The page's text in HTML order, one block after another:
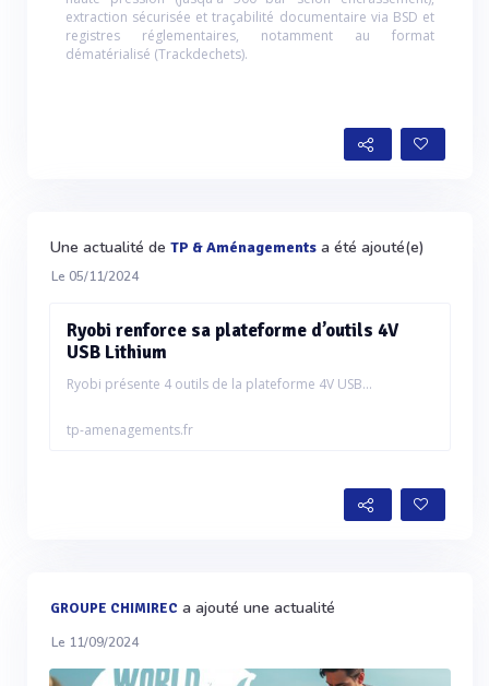
extraction sécurisée et traçabilité documentaire via BSD et
registres réglementaires, notamment au format
dématérialisé (Trackdechets).
Une actualité de TP & Aménagements a été ajouté(e)
Le 05/11/2024
Ryobi renforce sa plateforme d’outils 4V
USB Lithium
Ryobi présente 4 outils de la plateforme 4V USB...
tp-amenagements.fr
GROUPE CHIMIREC a ajouté une actualité
Le 11/09/2024